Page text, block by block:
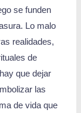
se funden
Lo malo
realidades,
de
que dejar
las
de vida que